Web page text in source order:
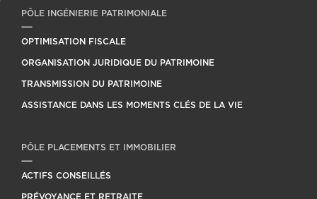
PÔLE INGÉNIERIE PATRIMONIALE
OPTIMISATION FISCALE
ORGANISATION JURIDIQUE DU PATRIMOINE
TRANSMISSION DU PATRIMOINE
ASSISTANCE DANS LES MOMENTS CLÉS DE LA VIE
PÔLE PLACEMENTS ET IMMOBILIER
ACTIFS CONSEILLÉS
PRÉVOYANCE ET RETRAITE